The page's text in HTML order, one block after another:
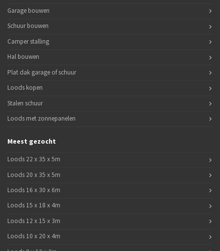
Garage bouwen
Schuur bouwen
Camper stalling
Hal bouwen
Plat dak garage of schuur
Loods kopen
Stalen schuur
Loods met zonnepanelen
Meest gezocht
Loods 22 x 35 x 5m
Loods 20 x 35 x 5m
Loods 16 x 30 x 6m
Loods 15 x 18 x 4m
Loods 12 x 15 x 3m
Loods 10 x 20 x 4m